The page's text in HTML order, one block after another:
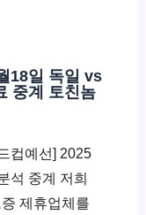
18일 독일 vs
중계 토친놈
컵예선] 2025
석 중계 저희
제휴업체를